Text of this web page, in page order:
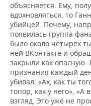
объясняется. Ему,
вдохновляться, то
убийцей. Почему,
появилась группа
было около четырех
ней ВКонтакте и
закрыли как
признания каждый
убивал: «Ах, как ты
топор, как у него», «А
взгляд. Это уже не